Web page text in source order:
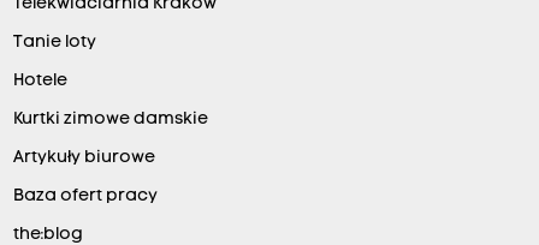
Telekwiaciarnia Kraków
Tanie loty
Hotele
Kurtki zimowe damskie
Artykuły biurowe
Baza ofert pracy
the:blog